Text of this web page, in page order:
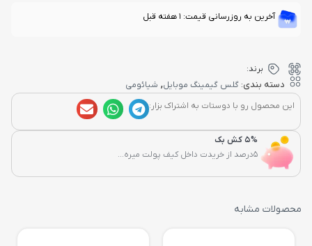
آخرین به روزرسانی قیمت: 1 هفته قبل
برند:
دسته بندی: گلس گیمینگ موبایل, شیائومی
این محصول رو با دوستات به اشتراک بزار:
5% کش بک
5درصد از خریدت داخل کیف پولت میره...
محصولات مشابه